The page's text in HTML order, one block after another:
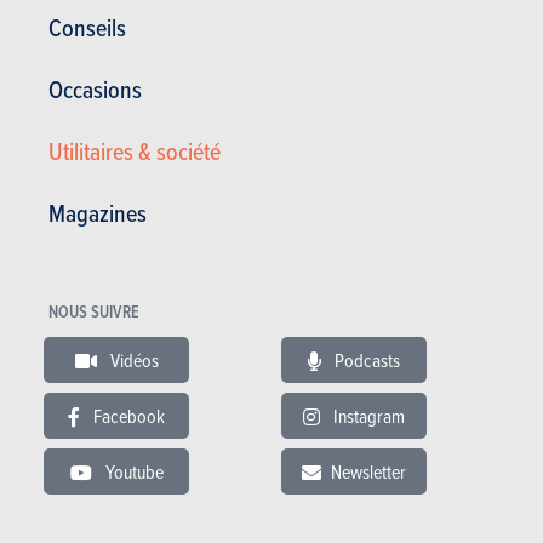
Conseils
Occasions
Utilitaires & société
Magazines
NOUS SUIVRE
Vidéos Podcasts
Facebook Instagram
Youtube Newsletter
réservoir, cela permet de parcourir encore environ 800 kilomètres
courant alternatif (max. 6,6 kW) ou continu (46 kW). Une